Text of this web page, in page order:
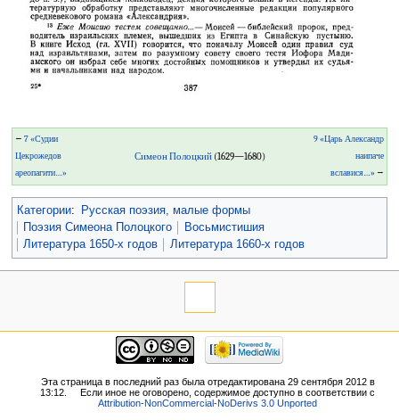
← 7 «Судии
Цекрожедов
ареопагити…»
Симеон Полоцкий(1629—1680)
9 «Царь Александр
наипаче
вславися…»→
Категории:
Русская поэзия, малые формы
Поэзия Симеона Полоцкого
Восьмистишия
Литература 1650-х годов
Литература 1660-х годов
Эта страница в последний раз была отредактирована 29 сентября 2012 в
13:12.
Если иное не оговорено, содержимое доступно в соответствии с
Attribution-NonCommercial-NoDerivs 3.0 Unported